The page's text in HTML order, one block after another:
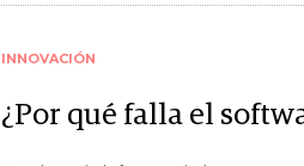
INNOVACIÓN
¿Por qué falla el